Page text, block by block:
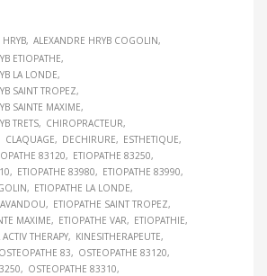
HRYB ALEXANDRE HRYB COGOLIN
ETIOPATHE
LA LONDE
SAINT TROPEZ
SAINTE MAXIME
TRETS
CHIROPRACTEUR
CLAQUAGE DECHIRURE
ESTHETIQUE
83120
ETIOPATHE 83250
ETIOPATHE 83980
ETIOPATHE 83990
ETIOPATHE LA LONDE
ETIOPATHE SAINT TROPEZ
MAXIME
ETIOPATHE VAR
ETIOPATHIE
THERAPY
KINESITHERAPEUTE
OSTEOPATHE 83
OSTEOPATHE 83120
OSTEOPATHE 83310